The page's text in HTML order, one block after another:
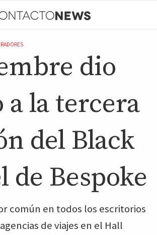
dio
la tercera
del Black
de Bespoke
común en todos los escritorios
de viajes en el Hall